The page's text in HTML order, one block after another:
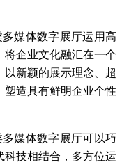
媒体数字展厅运用高
企业文化融汇在一个
新颖的展示理念、超
造具有鲜明企业个性
媒体数字展厅可以巧
技相结合，多方位运